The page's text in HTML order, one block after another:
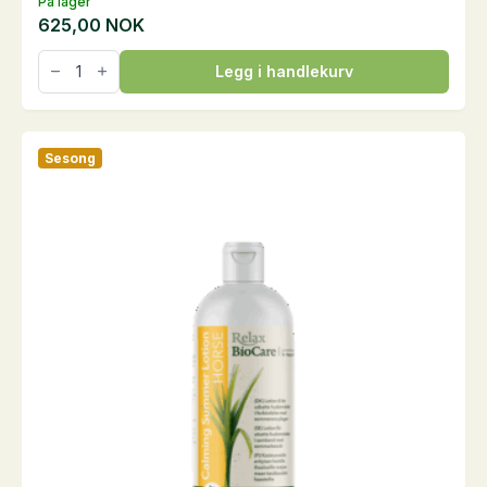
625,00 NOK
Biotin,
kg
antall
Legg i handlekurv
Sesong